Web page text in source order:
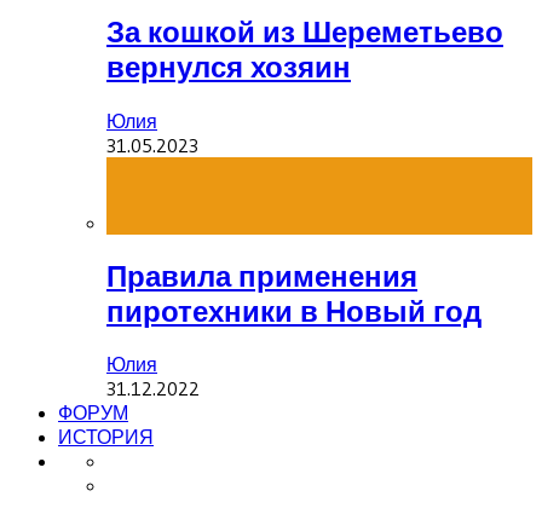
За кошкой из Шереметьево
вернулся хозяин
Юлия
31.05.2023
Правила применения
пиротехники в Новый год
Юлия
31.12.2022
ФОРУМ
ИСТОРИЯ